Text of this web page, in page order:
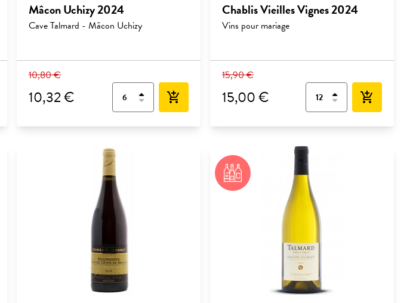
Mâcon Uchizy 2024
Cave Talmard - Mâcon Uchizy
10,80 €
10,32 € add_shopping_cart
Chablis Vieilles Vignes 2024
Vins pour mariage
15,90 €
15,00 € add_shopping_cart